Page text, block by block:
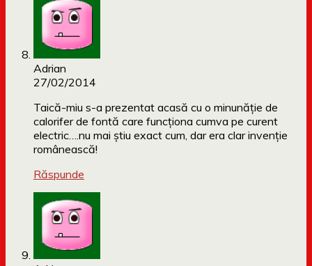
Adrian
27/02/2014
Taică-miu s-a prezentat acasă cu o minunăţie de
calorifer de fontă care funcţiona cumva pe curent
electric….nu mai ştiu exact cum, dar era clar invenţie
românească!
Răspunde